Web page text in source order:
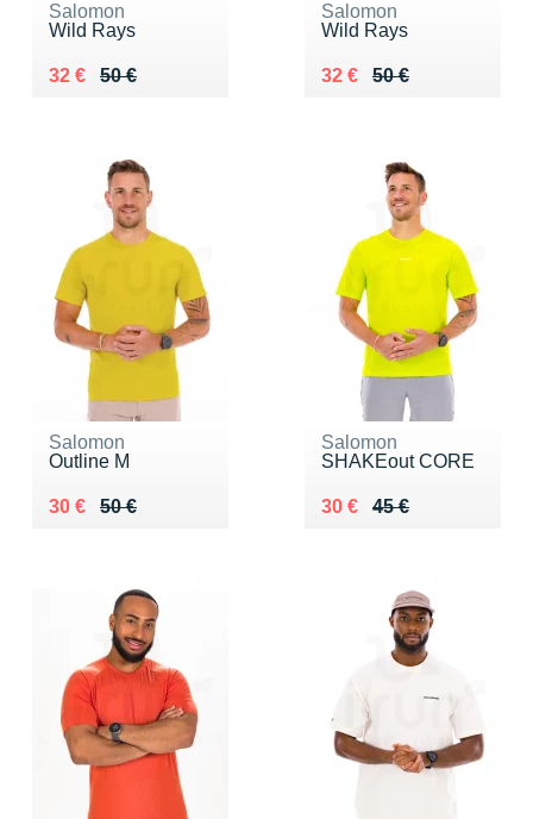
Salomon
Wild Rays
50 €
Au lieu de 50 €
32 €
Vendu 32 €
Salomon
Wild Rays
50 €
Au lieu de 50 €
32 €
Vendu 32 €
Salomon
Outline M
50 €
Au lieu de 50 €
30 €
Vendu 30 €
Salomon
SHAKEout CORE
45 €
Au lieu de 45 €
30 €
Vendu 30 €